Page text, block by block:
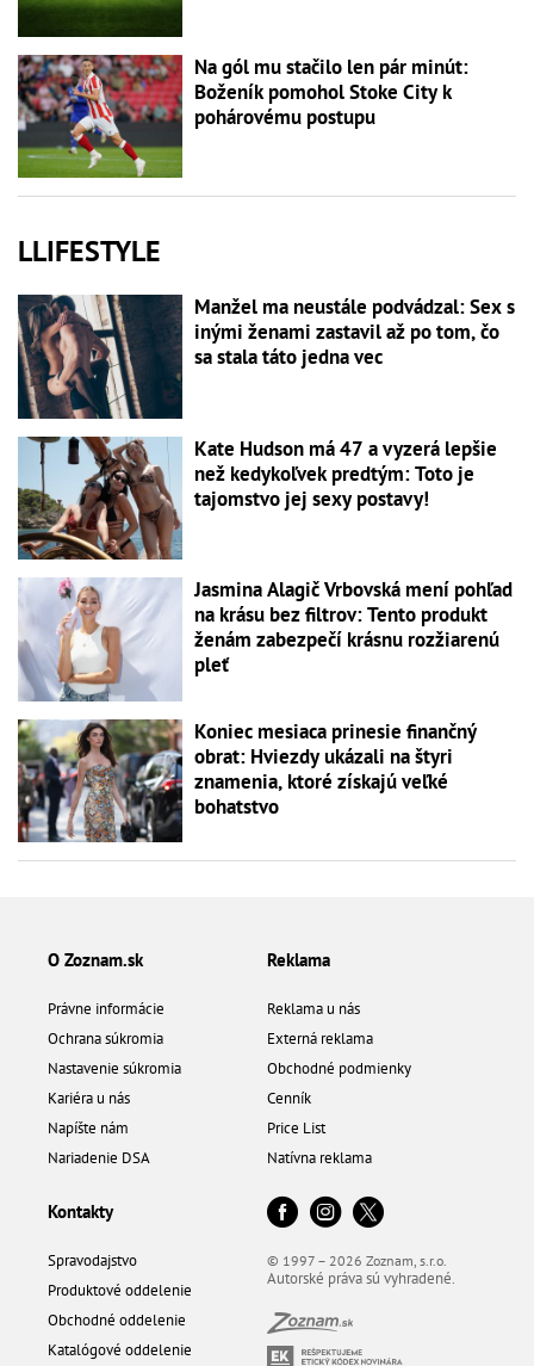
Na gól mu stačilo len pár minút:
Boženík pomohol Stoke City k
pohárovému postupu
LLIFESTYLE
Manžel ma neustále podvádzal: Sex s
inými ženami zastavil až po tom, čo
sa stala táto jedna vec
Kate Hudson má 47 a vyzerá lepšie
než kedykoľvek predtým: Toto je
tajomstvo jej sexy postavy!
Jasmina Alagič Vrbovská mení pohľad
na krásu bez filtrov: Tento produkt
ženám zabezpečí krásnu rozžiarenú
pleť
Koniec mesiaca prinesie finančný
obrat: Hviezdy ukázali na štyri
znamenia, ktoré získajú veľké
bohatstvo
O Zoznam.sk
Právne informácie
Ochrana súkromia
Nastavenie súkromia
Kariéra u nás
Napíšte nám
Nariadenie DSA
Reklama
Reklama u nás
Externá reklama
Obchodné podmienky
Cenník
Price List
Natívna reklama
Kontakty
Spravodajstvo
Produktové oddelenie
Obchodné oddelenie
Katalógové oddelenie
© 1997 – 2026 Zoznam, s.r.o.
Autorské práva sú vyhradené.